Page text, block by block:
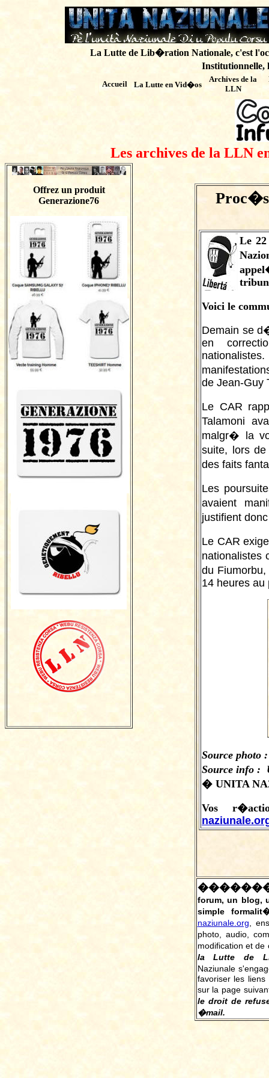
La Lutte de Lib�ration Nationale, c'est
Institutionnelle,
Accueil La Lutte en Vid�os
Archives de la
LLN
Les archives de la LLN
Offrez un produit
Generazione76
Le
Voici le
Demain se
en
de Jean-Guy
Le CAR
Talamoni
malgr� la
suite, lors
des faits
Les
avaient
justifient
Le CAR
nationalistes
du
14 heures au
Source photo
Source info :
� UNITA
Vos
forum, un blog,
simple
naziunale.org ,
photo, audio,
modification et
la Lutte de
Naziunale
favoriser les
sur la page
le droit de
�mail.